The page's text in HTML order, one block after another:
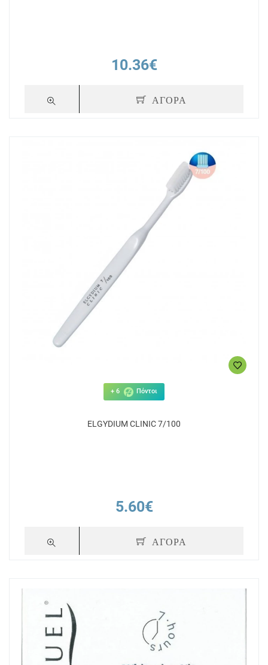
10.36€
ΑΓΟΡΑ
+ 6 Πόντοι
ELGYDIUM CLINIC 7/100
5.60€
ΑΓΟΡΑ